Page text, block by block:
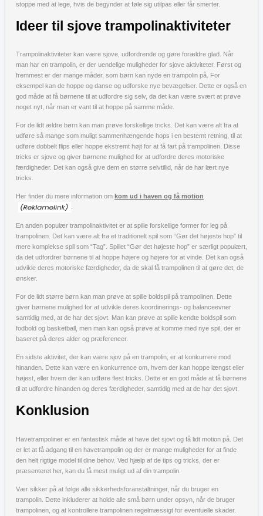
stoppe med at lege, hvis de begynder at føle sig utilpas eller får smerter.
Ideer til sjove trampolinaktiviteter
Trampolinaktiviteter kan være sjove, udfordrende og gøre forældre glad. Når
man har en trampolin, er der uendelige muligheder for sjove aktiviteter. Først og
fremmest er der mange måder, som børn kan nyde en trampolin på. For
eksempel kan de hoppe og danse og udforske nye bevægelser. Dette er også en
god måde at få børnene til at udfordre sig selv, da det kan være svært at prøve
noget nyt, når man er vant til at hoppe på samme måde.
For de lidt ældre børn kan man prøve forskellige tricks. Det kan være alt fra at
udføre så mange som muligt sammenhængende hops i en bestemt retning, til at
udføre dobbelt flips eller hoppe ekstremt højt for at få fart på trampolinen. Disse
tricks er sjove og giver børnene mulighed for at udfordre deres motoriske
færdigheder. Det kan også give dem en større selvtillid, når de har lært nye
tricks.
Her finder du mere information om kom ud i haven og få motion
En anden populær trampolinaktivitet er at spille forskellige former for leg på
trampolinen. Det kan være alt fra et traditionelt spil som “Gør det højeste hop” til
mere komplekse spil som “Tag”. Spillet “Gør det højeste hop” er særligt populært,
da det udfordrer børnene til at hoppe højere og højere for at vinde. Det kan også
udvikle deres motoriske færdigheder, da de skal få trampolinen til at gøre det, de
ønsker.
For de lidt større børn kan man prøve at spille boldspil på trampolinen. Dette
giver børnene mulighed for at udvikle deres koordinerings- og balanceevner
samtidig med, at de har det sjovt. Man kan prøve at spille kendte boldspil som
fodbold og basketball, men man kan også prøve at komme med nye spil, der er
baseret på deres alder og præferencer.
En sidste aktivitet, der kan være sjov på en trampolin, er at konkurrere mod
hinanden. Dette kan være en konkurrence om, hvem der kan hoppe længst eller
højest, eller hvem der kan udføre flest tricks. Dette er en god måde at få børnene
til at udfordre hinanden og deres færdigheder, samtidig med at de har det sjovt.
Konklusion
Havetrampoliner er en fantastisk måde at have det sjovt og få lidt motion på. Det
er let at få adgang til en havetrampolin og der er mange muligheder for at finde
den helt rigtige model til dine behov. Ved hjælp af de tips og tricks, der er
præsenteret her, kan du få mest muligt ud af din trampolin.
Vær sikker på at følge alle sikkerhedsforanstaltninger, når du bruger en
trampolin. Dette inkluderer at holde alle små børn under opsyn, når de bruger
trampolinen, og at kontrollere trampolinen regelmæssigt for eventuelle skader.